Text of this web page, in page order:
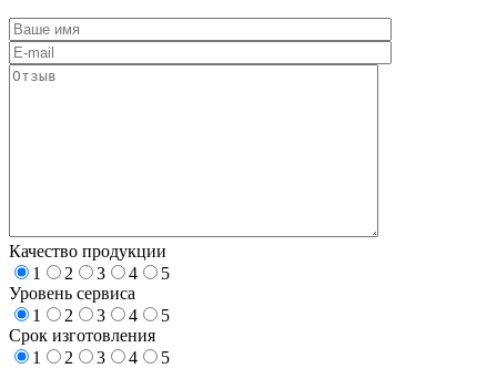
Качество продукции
1
2 3 4
5
Уровень сервиса
1
2 3 4
5
Срок изготовления
1
2 3 4
5